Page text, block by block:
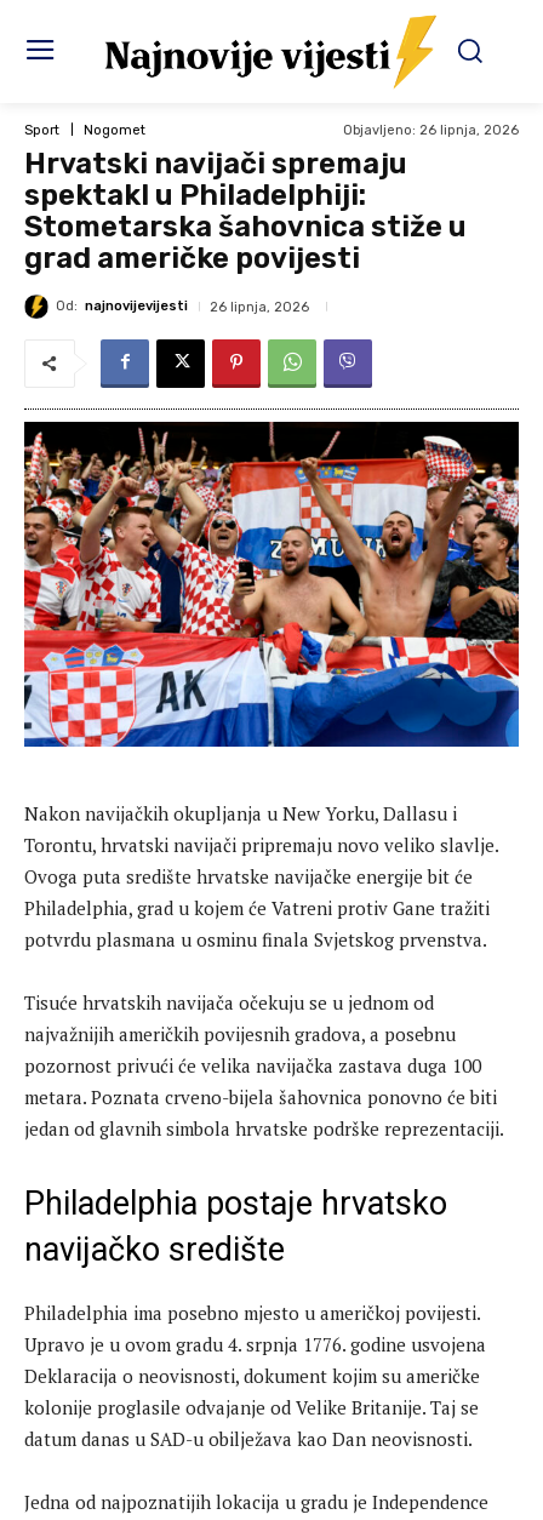
Sport Nogomet Objavljeno: 26 lipnja, 2026
Hrvatski navijači spremaju
spektakl u Philadelphiji:
Stometarska šahovnica stiže u
grad američke povijesti
Od: najnovijevijesti 26 lipnja, 2026
Nakon navijačkih okupljanja u New Yorku, Dallasu i
Torontu, hrvatski navijači pripremaju novo veliko slavlje.
Ovoga puta središte hrvatske navijačke energije bit će
Philadelphia, grad u kojem će Vatreni protiv Gane tražiti
potvrdu plasmana u osminu finala Svjetskog prvenstva.
Tisuće hrvatskih navijača očekuju se u jednom od
najvažnijih američkih povijesnih gradova, a posebnu
pozornost privući će velika navijačka zastava duga 100
metara. Poznata crveno-bijela šahovnica ponovno će biti
jedan od glavnih simbola hrvatske podrške reprezentaciji.
Philadelphia postaje hrvatsko
navijačko središte
Philadelphia ima posebno mjesto u američkoj povijesti.
Upravo je u ovom gradu 4. srpnja 1776. godine usvojena
Deklaracija o neovisnosti, dokument kojim su američke
kolonije proglasile odvajanje od Velike Britanije. Taj se
datum danas u SAD-u obilježava kao Dan neovisnosti.
Jedna od najpoznatijih lokacija u gradu je Independence